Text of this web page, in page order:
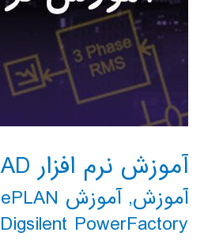
آموزش نرم افزار PSCAD
آموزش,آموزش ePLAN
Digsilent PowerFactory